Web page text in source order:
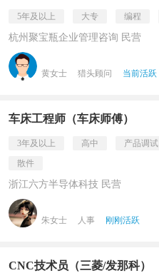
5年及以上 大专 编程
杭州聚宝瓶企业管理咨询 民营
黄女士 猎头顾问 当前活跃
车床工程师（车床师傅）
3年及以上 高中 产品调试
散件
浙江六方半导体科技 民营
朱女士 人事 刚刚活跃
CNC技术员（三菱/发那科）